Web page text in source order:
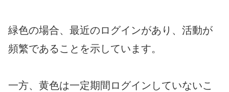
緑色の場合、最近のログインがあり、活動が
頻繁であることを示しています。
一方、黄色は一定期間ログインしていないこ